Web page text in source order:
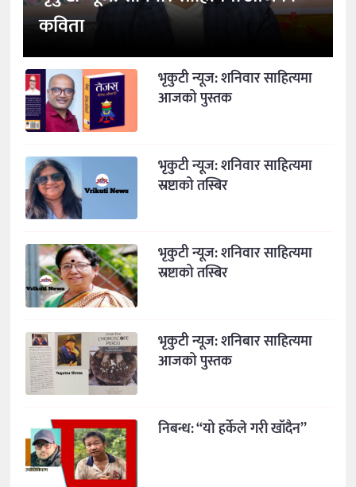
कविता
भृकुटी न्यूज: शनिवार साहित्यमा
आजको पुस्तक
भृकुटी न्यूज: शनिवार साहित्यमा
स्रष्टाको तस्बिर
भृकुटी न्यूज: शनिवार साहित्यमा
स्रष्टाको तस्बिर
भृकुटी न्यूज: शनिबार साहित्यमा
आजको पुस्तक
निबन्ध: “यो हर्केले गरी खाँदैन”